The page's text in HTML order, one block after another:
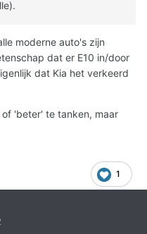
moderne auto's zijn
dat er E10 in/door
dat Kia het verkeerd
'beter' te tanken, maar
1